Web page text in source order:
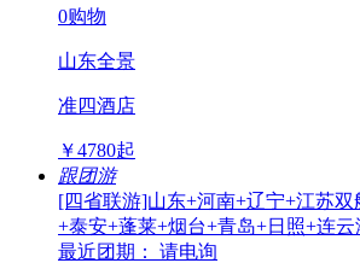
0购物
山东全景
准四酒店
￥4780起
跟团游
[四省联游]山东+河南+辽宁+江苏
+泰安+蓬莱+烟台+青岛+日照+连云
最近团期： 请电询